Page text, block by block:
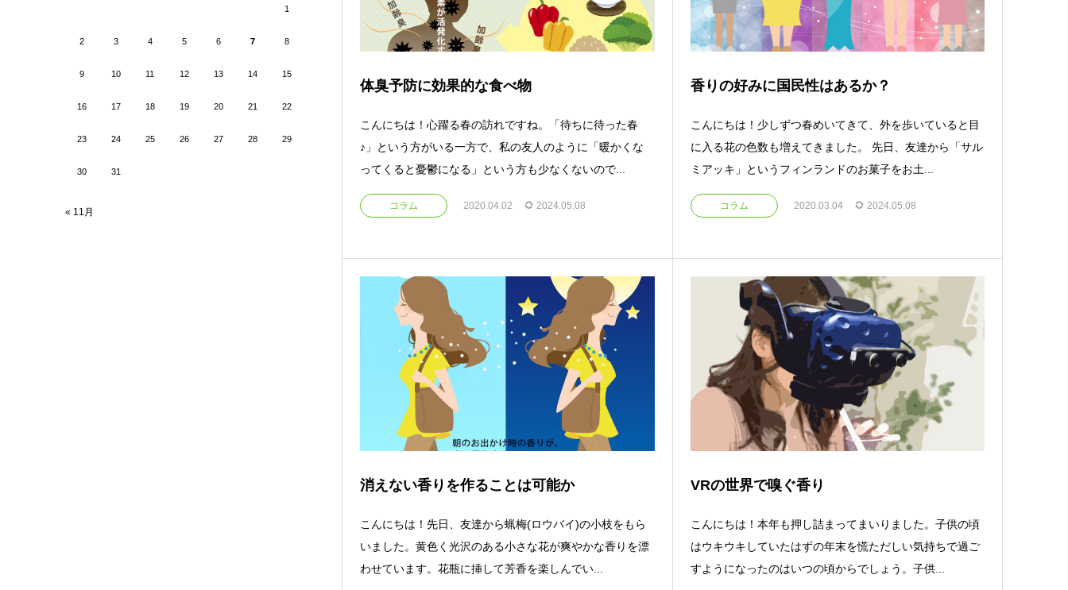
体臭予防に効果的な食べ物
こんにちは！心躍る春の訪れですね。「待ちに待った春
♪」という方がいる一方で、私の友人のように「暖かくな
ってくると憂鬱になる」という方も少なくないので...
コラム 2020.04.02 2024.05.08
香りの好みに国民性はあるか？
こんにちは！少しずつ春めいてきて、外を歩いていると目
に入る花の色数も増えてきました。 先日、友達から「サル
ミアッキ」というフィンランドのお菓子をお土...
コラム 2020.03.04 2024.05.08
消えない香りを作ることは可能か
こんにちは！先日、友達から蝋梅(ロウバイ)の小枝をもら
いました。黄色く光沢のある小さな花が爽やかな香りを漂
わせています。花瓶に挿して芳香を楽しんでい...
VRの世界で嗅ぐ香り
こんにちは！本年も押し詰まってまいりました。子供の頃
はウキウキしていたはずの年末を慌ただしい気持ちで過ご
すようになったのはいつの頃からでしょう。子供...
1
2 3 4 5 6 7 8
9 10 11 12 13 14 15
16 17 18 19 20 21 22
23 24 25 26 27 28 29
30 31
« 11月